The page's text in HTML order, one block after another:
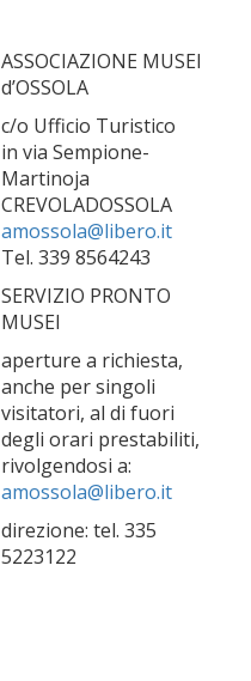
ASSOCIAZIONE MUSEI
d’OSSOLA
c/o Ufficio Turistico
in via Sempione-
Martinoja
CREVOLADOSSOLA
amossola@libero.it
Tel. 339 8564243
SERVIZIO PRONTO
MUSEI
aperture a richiesta,
anche per singoli
visitatori, al di fuori
degli orari prestabiliti,
rivolgendosi a:
amossola@libero.it
direzione: tel. 335
5223122